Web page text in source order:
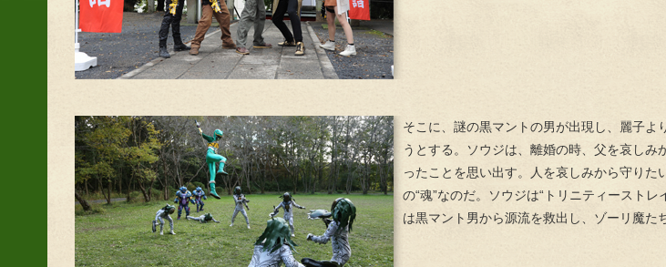
そこに、謎の黒マントの男が出現し、麗子よ
うとする。ソウジは、離婚の時、父を哀しみ
ったことを思い出す。人を哀しみから守りた
の“魂”なのだ。ソウジは“トリニティーストレ
は黒マント男から源流を救出し、ゾーリ魔た